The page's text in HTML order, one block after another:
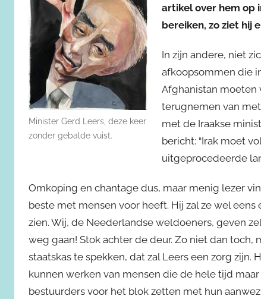
Minister Gerd Leers, deze keer
zonder gebalde vuist.
artikel over hem op
bereiken, zo ziet hij
In zijn andere, niet
afkoopsommen die
Afghanistan moeten
terugnemen van
met de Iraakse
bericht: “Irak moet
uitgeprocedeerde
Omkoping en chantage dus, maar menig lezer
beste met mensen voor heeft. Hij zal ze wel
zien. Wij, de Neederlandse weldoeners, geven
weg gaan! Stok achter de deur. Zo niet dan
staatskas te spekken, dat zal Leers een zorg
kunnen werken van mensen die de hele tijd
bestuurders voor het blok zetten met hun